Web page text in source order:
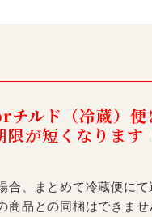
チルド（冷蔵）便
が短くなります
合、まとめて冷蔵便に
品との同梱はできませ